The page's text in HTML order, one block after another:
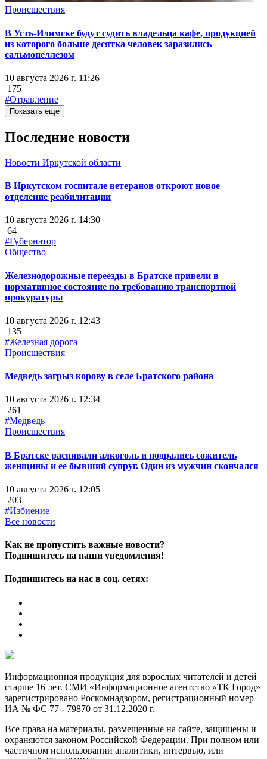
Происшествия
В Усть-Илимске будут судить владельца кафе, продукцией
из которого больше десятка человек заразились
сальмонеллезом
10 августа 2026 г. 11:26
175
#Отравление
Показать ещё
Последние новости
Новости Иркутской области
В Иркутском госпитале ветеранов откроют новое
отделение реабилитации
10 августа 2026 г. 14:30
64
#Губернатор
Общество
Железнодорожные переезды в Братске привели в
нормативное состояние по требованию транспортной
прокуратуры
10 августа 2026 г. 12:43
135
#Железная дорога
Происшествия
Медведь загрыз корову в селе Братского района
10 августа 2026 г. 12:34
261
#Медведь
Происшествия
В Братске распивали алкоголь и подрались сожитель
женщины и ее бывший супруг. Один из мужчин скончался
10 августа 2026 г. 12:05
203
#Избиение
Все новости
Как не пропустить важные новости?
Подпишитесь на наши уведомления!
Подпишитесь на нас в соц. сетях:
Информационная продукция для взрослых читателей и детей
старше 16 лет. СМИ «Информационное агентство «ТК Город»
зарегистрировано Роскомнадзором, регистрационный номер
ИА № ФС 77 - 79870 от 31.12.2020 г.
Все права на материалы, размещенные на сайте, защищены и
охраняются законом Российской Федерации. При полном или
частичном использовании аналитики, интервью, или